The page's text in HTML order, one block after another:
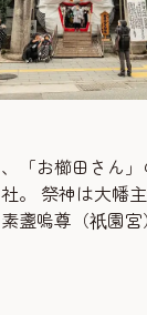
「お櫛田さん
。 祭神は大幡
盞嗚尊（祇園
孝謙天皇の御代
されています。
にあたり、社殿